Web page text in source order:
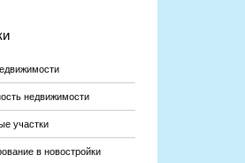
недвижимости
участки
в новостройки